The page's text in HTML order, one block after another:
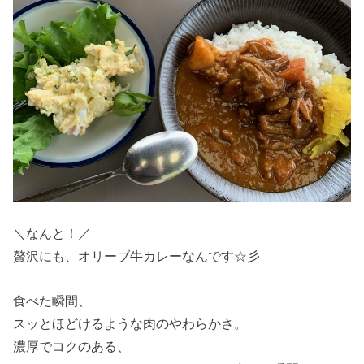
＼なんと！／
贅沢にも、オリーブ牛カレーなんです☆彡
食べた瞬間、
スッとほどけるような肉のやわらかさ。
濃厚でコクのある、